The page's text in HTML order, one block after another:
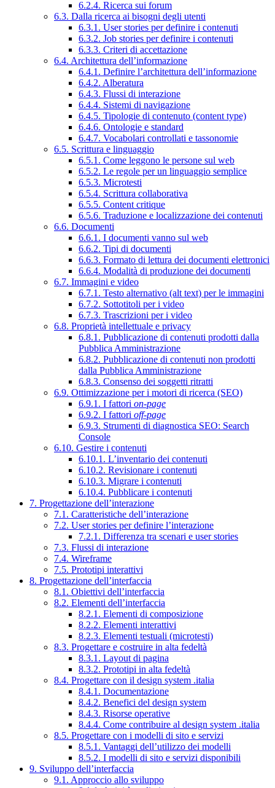
6.2.4. Ricerca sui forum
6.3. Dalla ricerca ai bisogni degli utenti
6.3.1. User stories per definire i contenuti
6.3.2. Job stories per definire i contenuti
6.3.3. Criteri di accettazione
6.4. Architettura dell’informazione
6.4.1. Definire l’architettura dell’informazione
6.4.2. Alberatura
6.4.3. Flussi di interazione
6.4.4. Sistemi di navigazione
6.4.5. Tipologie di contenuto (content type)
6.4.6. Ontologie e standard
6.4.7. Vocabolari controllati e tassonomie
6.5. Scrittura e linguaggio
6.5.1. Come leggono le persone sul web
6.5.2. Le regole per un linguaggio semplice
6.5.3. Microtesti
6.5.4. Scrittura collaborativa
6.5.5. Content critique
6.5.6. Traduzione e localizzazione dei contenuti
6.6. Documenti
6.6.1. I documenti vanno sul web
6.6.2. Tipi di documenti
6.6.3. Formato di lettura dei documenti elettronici
6.6.4. Modalità di produzione dei documenti
6.7. Immagini e video
6.7.1. Testo alternativo (alt text) per le immagini
6.7.2. Sottotitoli per i video
6.7.3. Trascrizioni per i video
6.8. Proprietà intellettuale e privacy
6.8.1. Pubblicazione di contenuti prodotti dalla
Pubblica Amministrazione
6.8.2. Pubblicazione di contenuti non prodotti
dalla Pubblica Amministrazione
6.8.3. Consenso dei soggetti ritratti
6.9. Ottimizzazione per i motori di ricerca (SEO)
6.9.1. I fattori on-page
6.9.2. I fattori off-page
6.9.3. Strumenti di diagnostica SEO: Search
Console
6.10. Gestire i contenuti
6.10.1. L’inventario dei contenuti
6.10.2. Revisionare i contenuti
6.10.3. Migrare i contenuti
6.10.4. Pubblicare i contenuti
7. Progettazione dell’interazione
7.1. Caratteristiche dell’interazione
7.2. User stories per definire l’interazione
7.2.1. Differenza tra scenari e user stories
7.3. Flussi di interazione
7.4. Wireframe
7.5. Prototipi interattivi
8. Progettazione dell’interfaccia
8.1. Obiettivi dell’interfaccia
8.2. Elementi dell’interfaccia
8.2.1. Elementi di composizione
8.2.2. Elementi interattivi
8.2.3. Elementi testuali (microtesti)
8.3. Progettare e costruire in alta fedeltà
8.3.1. Layout di pagina
8.3.2. Prototipi in alta fedeltà
8.4. Progettare con il design system .italia
8.4.1. Documentazione
8.4.2. Benefici del design system
8.4.3. Risorse operative
8.4.4. Come contribuire al design system .italia
8.5. Progettare con i modelli di sito e servizi
8.5.1. Vantaggi dell’utilizzo dei modelli
8.5.2. I modelli di sito e servizi disponibili
9. Sviluppo dell’interfaccia
9.1. Approccio allo sviluppo